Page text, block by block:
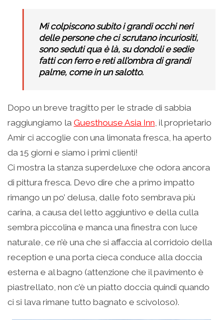
Mi colpiscono subito i grandi occhi neri
delle persone che ci scrutano incuriositi,
sono seduti qua è là, su dondoli e sedie
fatti con ferro e reti all’ombra di grandi
palme, come in un salotto.
Dopo un breve tragitto per le strade di sabbia
raggiungiamo la Guesthouse Asia Inn, il proprietario
Amir ci accoglie con una limonata fresca, ha aperto
da 15 giorni e siamo i primi clienti!
Ci mostra la stanza superdeluxe che odora ancora
di pittura fresca. Devo dire che a primo impatto
rimango un po’ delusa, dalle foto sembrava più
carina, a causa del letto aggiuntivo e della culla
sembra piccolina e manca una finestra con luce
naturale, ce n’è una che si affaccia al corridoio della
reception e una porta cieca conduce alla doccia
esterna e al bagno (attenzione che il pavimento è
piastrellato, non c’è un piatto doccia quindi quando
ci si lava rimane tutto bagnato e scivoloso).